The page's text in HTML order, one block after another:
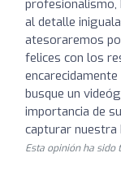
profesionalismo,
al detalle
atesoraremos
felices con los
busque un
importancia de
capturar nuestra
Esta opinión ha sido